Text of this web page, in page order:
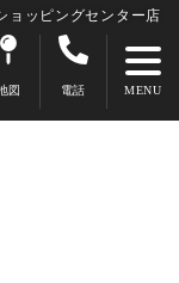
ョッピングセンター店
図 電話